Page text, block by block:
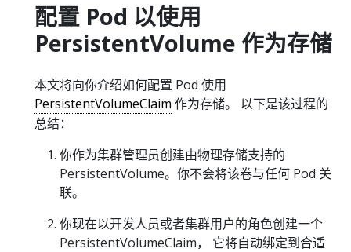
配置 Pod 以使用
PersistentVolume 作为存储
本文将向你介绍如何配置 Pod 使用
PersistentVolumeClaim 作为存储。 以下是该过程的
总结：
你作为集群管理员创建由物理存储支持的
PersistentVolume。你不会将该卷与任何 Pod 关
联。
你现在以开发人员或者集群用户的角色创建一个
PersistentVolumeClaim， 它将自动绑定到合适